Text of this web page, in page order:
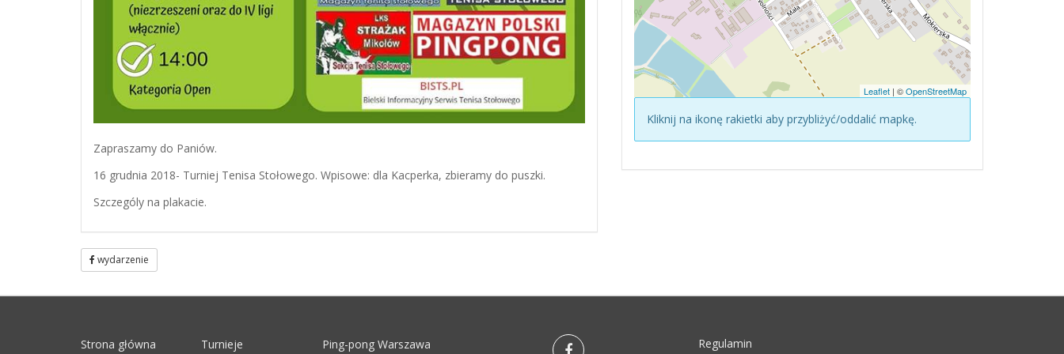
Zapraszamy do Paniów.
16 grudnia 2018- Turniej Tenisa Stołowego. Wpisowe: dla Kacperka, zbieramy do puszki.
Szczególy na plakacie.
wydarzenie
Leaflet | ©OpenStreetMap
Kliknij na ikonę rakietki aby przybliżyć/oddalić mapkę.
Strona główna Turnieje Ping-pong Warszawa Regulamin